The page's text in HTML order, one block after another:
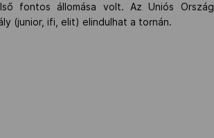
fontos állomása volt. Az Uniós
(junior, ifi, elit) elindulhat a tornán.